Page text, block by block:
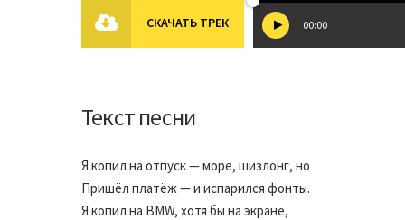
СКАЧАТЬ ТРЕК 00:00
Текст песни
Я копил на отпуск — море, шизлонг, но
Пришёл платёж — и испарился фонты.
Я копил на BMW, хотя бы на экране,